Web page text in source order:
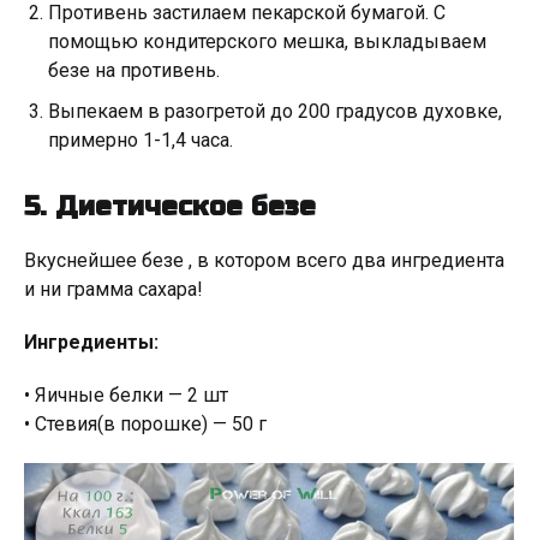
Противень застилаем пекарской бумагой. С
помощью кондитерского мешка, выкладываем
безе на противень.
Выпекаем в разогретой до 200 градусов духовке,
примерно 1-1,4 часа.
5. Диетическое безе
Вкуснейшее безе , в котором всего два ингредиента
и ни грамма сахара!
Ингредиенты:
• Яичные белки — 2 шт
• Стевия(в порошке) — 50 г